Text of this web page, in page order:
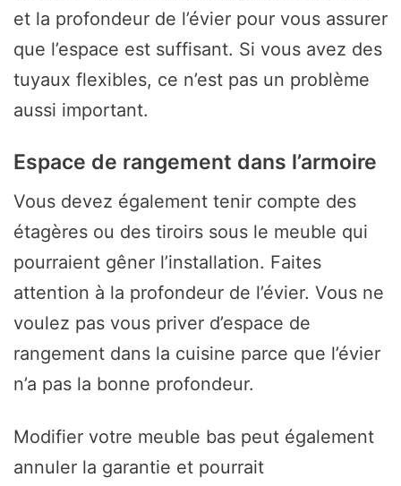
et la profondeur de l’évier pour vous assurer
que l’espace est suffisant. Si vous avez des
tuyaux flexibles, ce n’est pas un problème
aussi important.
Espace de rangement dans l’armoire
Vous devez également tenir compte des
étagères ou des tiroirs sous le meuble qui
pourraient gêner l’installation. Faites
attention à la profondeur de l’évier. Vous ne
voulez pas vous priver d’espace de
rangement dans la cuisine parce que l’évier
n’a pas la bonne profondeur.
Modifier votre meuble bas peut également
annuler la garantie et pourrait